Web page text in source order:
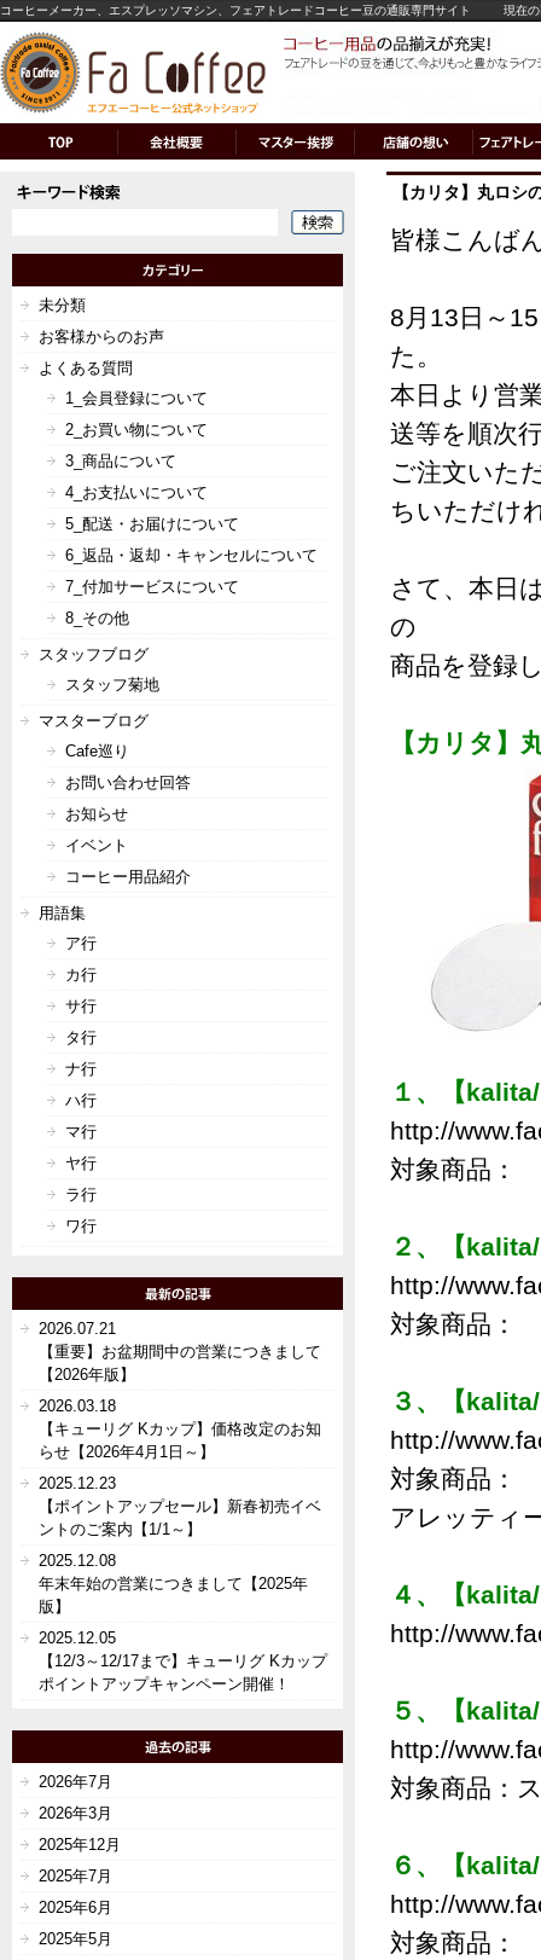
コーヒーメーカー、エスプレッソマシン、フェアトレードコーヒー豆の通販専門サイト 現在
【カリタ】丸ロシ
皆様こんば
8月13日～
た。
本日より営
送等を順次
ご注文いた
ちいただけ
さて、本日
の
商品を登録
【カリタ
１、【
http://
対象商品：
２、【
http://
対象商品：
３、【
http://
対象商品：
アレッティ
４、【
http://
５、【
http://
対象商品：
６、【
http://
対象商品：
未分類
お客様からのお声
よくある質問
1_会員登録について
2_お買い物について
3_商品について
4_お支払いについて
5_配送・お届けについて
6_返品・返却・キャンセルについて
7_付加サービスについて
8_その他
スタッフブログ
スタッフ菊地
マスターブログ
Cafe巡り
お問い合わせ回答
お知らせ
イベント
コーヒー用品紹介
用語集
ア行
カ行
サ行
タ行
ナ行
ハ行
マ行
ヤ行
ラ行
ワ行
2026.07.21
【重要】お盆期間中の営業につきまして
【2026年版】
2026.03.18
【キューリグ Kカップ】価格改定のお知
らせ【2026年4月1日～】
2025.12.23
【ポイントアップセール】新春初売イベ
ントのご案内【1/1～】
2025.12.08
年末年始の営業につきまして【2025年
版】
2025.12.05
【12/3～12/17まで】キューリグ Kカップ
ポイントアップキャンペーン開催！
2026年7月
2026年3月
2025年12月
2025年7月
2025年6月
2025年5月